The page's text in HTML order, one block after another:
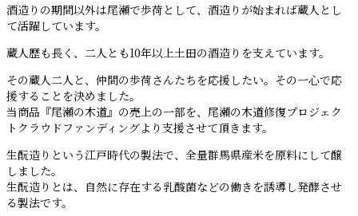
酒造りの期間以外は尾瀬で歩荷として、酒造りが始まれば蔵人とし
て活躍しています。
蔵人歴も長く、二人とも10年以上土田の酒造りを支えています。
その蔵人二人と、仲間の歩荷さんたちを応援したい。その一心で応
援することを決めました。
当商品『尾瀬の木道』の売上の一部を、尾瀬の木道修復プロジェク
トクラウドファンディングより支援させて頂きます。
生酛造りという江戸時代の製法で、全量群馬県産米を原料にして醸
しました。
生酛造りとは、自然に存在する乳酸菌などの働きを誘導し発酵させ
る製法です。